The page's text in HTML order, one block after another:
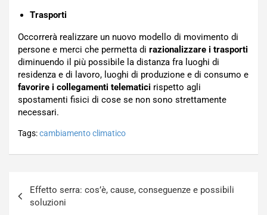
Trasporti
Occorrerà realizzare un nuovo modello di movimento di
persone e merci che permetta di razionalizzare i trasporti
diminuendo il più possibile la distanza fra luoghi di
residenza e di lavoro, luoghi di produzione e di consumo e
favorire i collegamenti telematici rispetto agli
spostamenti fisici di cose se non sono strettamente
necessari.
Tags:cambiamento climatico
articoli
Effetto serra: cos’è, cause, conseguenze e possibili
soluzioni